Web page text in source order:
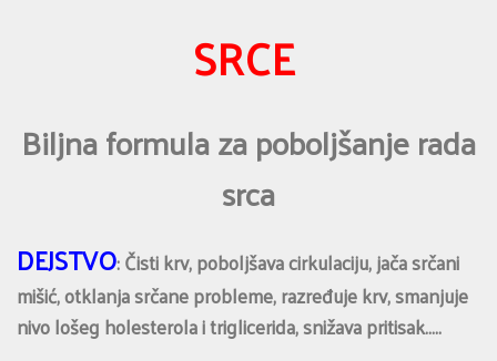
SRCE
Biljna formula za poboljšanje rada
srca
DEJSTVO: Čisti krv, poboljšava cirkulaciju, jača srčani
mišić, otklanja srčane probleme, razređuje krv, smanjuje
nivo lošeg holesterola i triglicerida, snižava pritisak…..